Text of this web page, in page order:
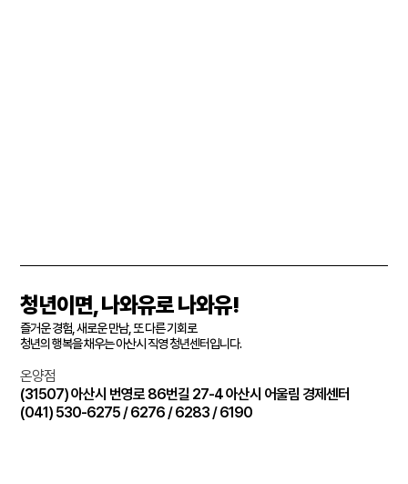
청년이면, 나와유로 나와유!
즐거운 경험, 새로운 만남, 또 다른 기회로
청년의 행복을 채우는 아산시 직영 청년센터입니다.
온양점
(31507) 아산시 번영로 86번길 27-4 아산시 어울림 경제센터
(041) 530-6275 / 6276 / 6283 / 6190